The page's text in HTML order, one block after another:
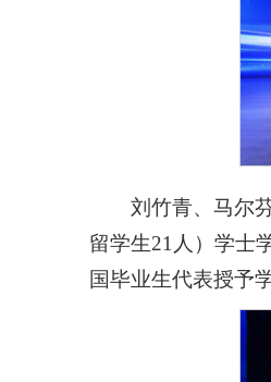
刘竹青、马尔
留学生21人）学士
国毕业生代表授予